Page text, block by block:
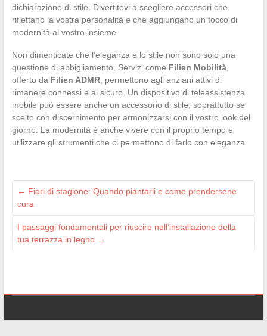
dichiarazione di stile. Divertitevi a scegliere accessori che
riflettano la vostra personalità e che aggiungano un tocco di
modernità al vostro insieme.
Non dimenticate che l’eleganza e lo stile non sono solo una
questione di abbigliamento. Servizi come Filien Mobilità,
offerto da Filien ADMR, permettono agli anziani attivi di
rimanere connessi e al sicuro. Un dispositivo di teleassistenza
mobile può essere anche un accessorio di stile, soprattutto se
scelto con discernimento per armonizzarsi con il vostro look del
giorno. La modernità è anche vivere con il proprio tempo e
utilizzare gli strumenti che ci permettono di farlo con eleganza.
← Fiori di stagione: Quando piantarli e come prendersene
cura
I passaggi fondamentali per riuscire nell’installazione della
tua terrazza in legno →